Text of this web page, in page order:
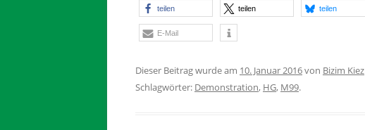
teilen teilen teilen
E-Mail
Dieser Beitrag wurde am 10. Januar 2016von Bizim Kiez
Schlagwörter: Demonstration, HG, M99.